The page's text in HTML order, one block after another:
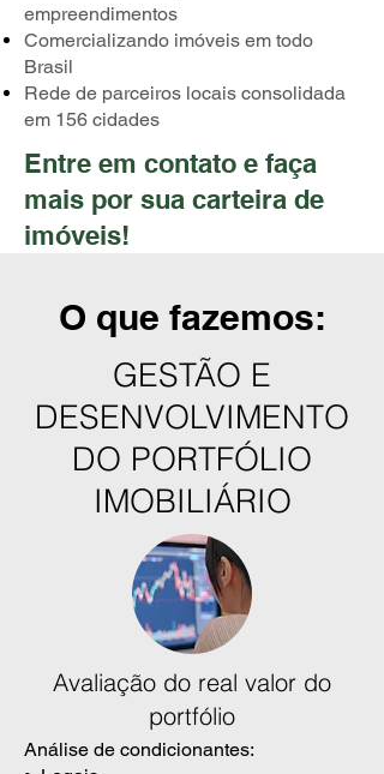
empreendimentos
Comercializando imóveis em todo
Brasil
Rede de parceiros locais consolidada
em 156 cidades
Entre em contato e faça
mais por sua carteira de
imóveis!
O que fazemos:
GESTÃO E
DESENVOLVIMENTO
DO PORTFÓLIO
IMOBILIÁRIO
Avaliação do real valor do
portfólio
Análise de condicionantes: